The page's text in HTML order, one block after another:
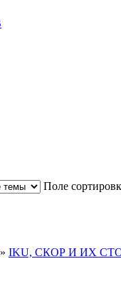
Поле
» IKU, СКОР И ИХ